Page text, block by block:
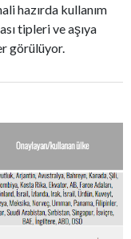
hazırda kullanım
tipleri ve aşıya
görülüyor.